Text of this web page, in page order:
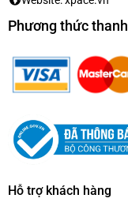
Phương thức
Hỗ trợ khách hàng